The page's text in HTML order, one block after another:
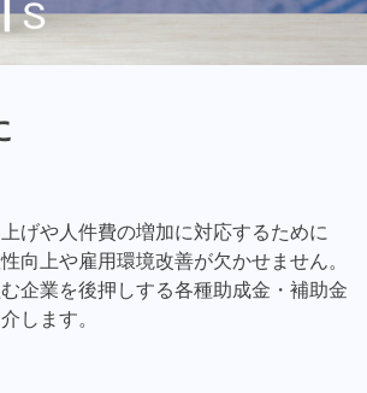
げや人件費の増加に対応するために
向上や雇用環境改善が欠かせません。
企業を後押しする各種助成金・補助金
します。